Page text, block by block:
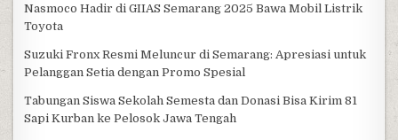
Nasmoco Hadir di GIIAS Semarang 2025 Bawa Mobil Listrik
Toyota
Suzuki Fronx Resmi Meluncur di Semarang: Apresiasi untuk
Pelanggan Setia dengan Promo Spesial
Tabungan Siswa Sekolah Semesta dan Donasi Bisa Kirim 81
Sapi Kurban ke Pelosok Jawa Tengah